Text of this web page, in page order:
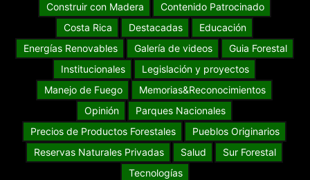
Construir con Madera
Contenido Patrocinado
Costa Rica
Destacadas
Educación
Energías Renovables
Galería de videos
Guia Forestal
Institucionales
Legislación y proyectos
Manejo de Fuego
Memorias&Reconocimientos
Opinión
Parques Nacionales
Precios de Productos Forestales
Pueblos Originarios
Reservas Naturales Privadas
Salud
Sur Forestal
Tecnologías